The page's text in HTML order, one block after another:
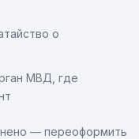
о
МВД, где
— переоформить